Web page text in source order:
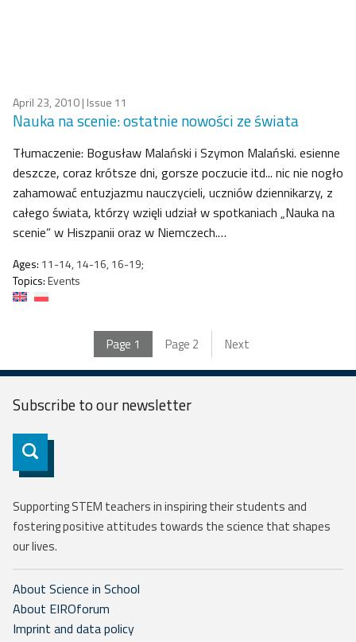
April 23, 2010| Issue 11
Nauka na scenie: ostatnie nowości ze świata
Tłumaczenie: Bogusław Malański i Szymon Malański. esienne
deszcze, coraz krótsze dni, gorsze poczucie itd... nic nie nogło
zahamować entuzjazmu nauczycieli, uczniów dziennikarzy, z
całego świata, którzy wzięli udział w spotkaniach „Nauka na
scenie” w Hiszpanii oraz w Niemczech.…
Ages: 11-14, 14-16, 16-19;
Topics:Events
Page 1 Page 2 Next
Subscribe to ournewsletter
Subscribe
Supporting STEM teachers in inspiring their students and
fostering positive attitudes towards the science that shapes
our lives.
About Science in School
About EIROforum
Imprint and data policy